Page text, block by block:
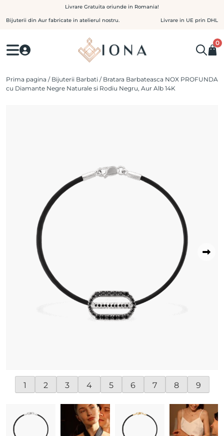
to
Livrare Gratuita oriunde in Romania!
Bijuterii din Aur fabricate in atelierul nostru. Livrare in UE prin DHL
0
Prima pagina / Bijuterii Barbati / Bratara Barbateasca NOX PROFUNDA
cu Diamante Negre Naturale si Rodiu Negru, Aur Alb 14K
1 2 3 4 5 6 7 8 9